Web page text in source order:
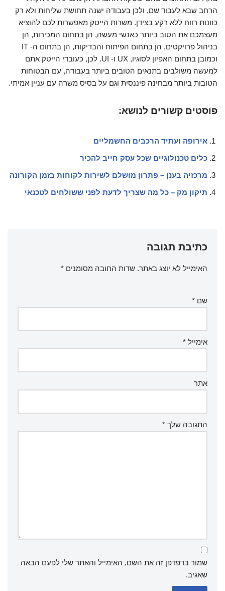
הרחב שבא לעבוד שם, ולכן בעבודה ישנה תחושת שליחות ולא רק
כוונות רווח ללא רקע בצידן. משרות הייטק מאפשרות לכם להוציא
מעצמכם את הטוב ביותר כאנשי מעשה, הן בתחום המכירות, הן
בניהול פרויקטים, הן בתחום הפיתוח והבדיקות, הן בתחום ה- IT
וכמובן בתחום האפיון לסוגיו, UX ו- UI. לכן, כעובדי הייטק אתם
למעשה משולבים בתנאים הטובים ביותר בעבודה, עם הבטוחות
הטובות ביותר מבחינה פיננסית וגם על בסיס משרה עם עניין אמיתי.
פוסטים קשורים לנושא:
אירופה ועתיד הרכבים החשמליים
כלים טכנולוגיים שכל עסק חייב להכיר
מרכזיה בענן – פתרון מושלם לשירות לקוחות בזמן הקורונה
תיקון מק – כל מה שצריך לדעת לפני ששולחים לטכנאי
כתיבת תגובה
האימייל לא יוצג באתר. שדות החובה מסומנים *
שם *
אימייל *
אתר
התגובה שלך *
שמור בדפדפן זה את השם, האימייל והאתר שלי לפעם הבאה
שאגיב.